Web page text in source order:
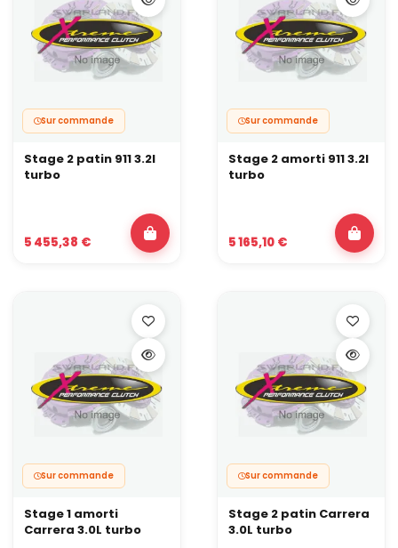
Sur commande
Stage 2 patin 911 3.2l
turbo
5 455,38 €
Sur commande
Stage 2 amorti 911 3.2l
turbo
5 165,10 €
Sur commande
Stage 1 amorti
Carrera 3.0L turbo
Sur commande
Stage 2 patin Carrera
3.0L turbo